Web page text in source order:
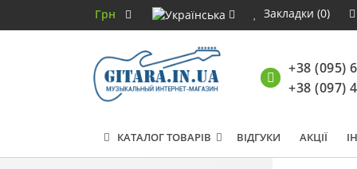
Грн Закладки (0)
+38 (095)
+38 (097)
КАТАЛОГ ТОВАРІВ ВІДГУКИ АКЦІЇ